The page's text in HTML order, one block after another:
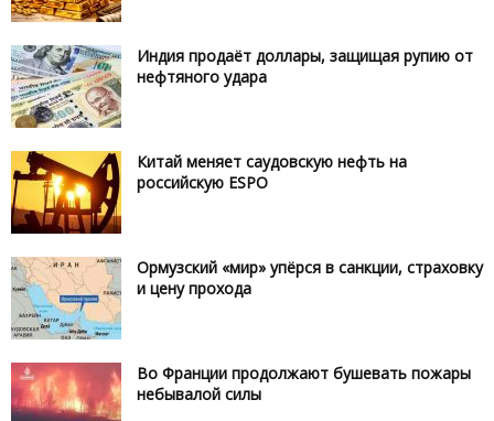
Индия продаёт доллары, защищая рупию от
нефтяного удара
Китай меняет саудовскую нефть на
российскую ESPO
Ормузский «мир» упёрся в санкции, страховку
и цену прохода
Во Франции продолжают бушевать пожары
небывалой силы